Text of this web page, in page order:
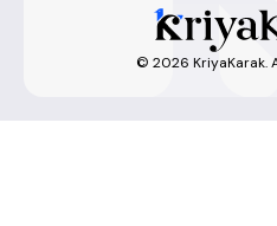
© 2026 KriyaKarak.